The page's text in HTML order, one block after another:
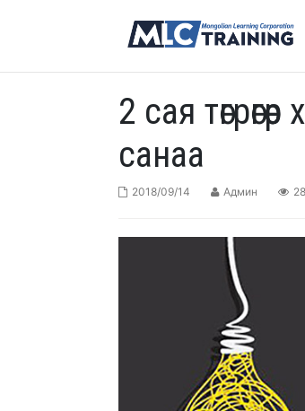
2 сая
санаа
2018/09/14 Админ